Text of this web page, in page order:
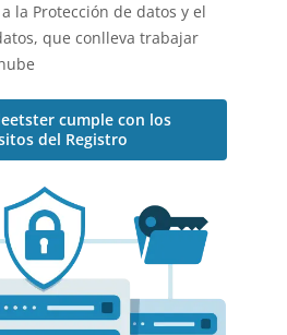
la Protección de datos y el
, que conlleva trabajar
cumple con los
del Registro